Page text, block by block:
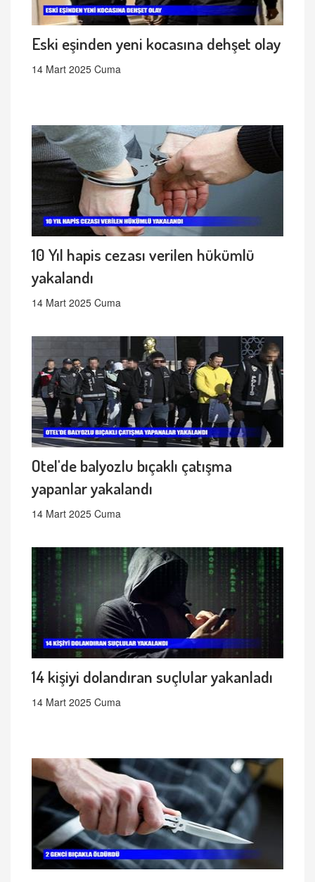
Eski eşinden yeni kocasına dehşet olay
14 Mart 2025 Cuma
10 Yıl hapis cezası verilen hükümlü
yakalandı
14 Mart 2025 Cuma
Otel'de balyozlu bıçaklı çatışma
yapanlar yakalandı
14 Mart 2025 Cuma
14 kişiyi dolandıran suçlular yakanladı
14 Mart 2025 Cuma